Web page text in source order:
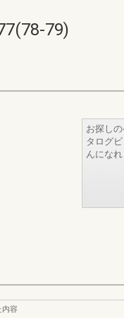
79)
お探し
タログ
んになれ
内容